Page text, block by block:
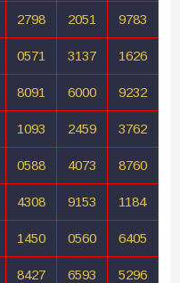
2798 2051 9783
0571 3137 1626
8091 6000 9232
1093 2459 3762
0588 4073 8760
4308 9153 1184
1450 0560 6405
8427 6593 5296